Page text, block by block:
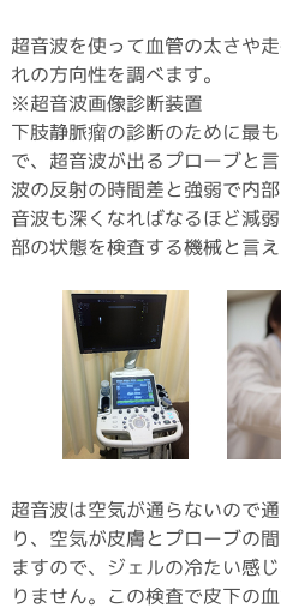
超音波を使って血管の太さや
れの方向性を調べます。
※超音波画像診断装置
下肢静脈瘤の診断のために最
で、超音波が出るプローブと
波の反射の時間差と強弱で内
音波も深くなればなるほど減
部の状態を検査する機械と言え
超音波は空気が通らないので
り、空気が皮膚とプローブの
ますので、ジェルの冷たい感
りません。この検査で皮下の